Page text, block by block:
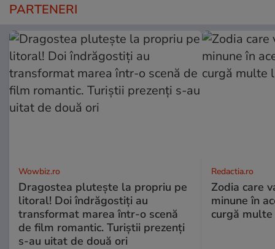
PARTENERI
Wowbiz.ro
Dragostea plutește la propriu pe
litoral! Doi îndrăgostiți au
transformat marea într-o scenă
de film romantic. Turiștii prezenți
s-au uitat de două ori
Redactia.ro
Zodia care
minune în
curgă